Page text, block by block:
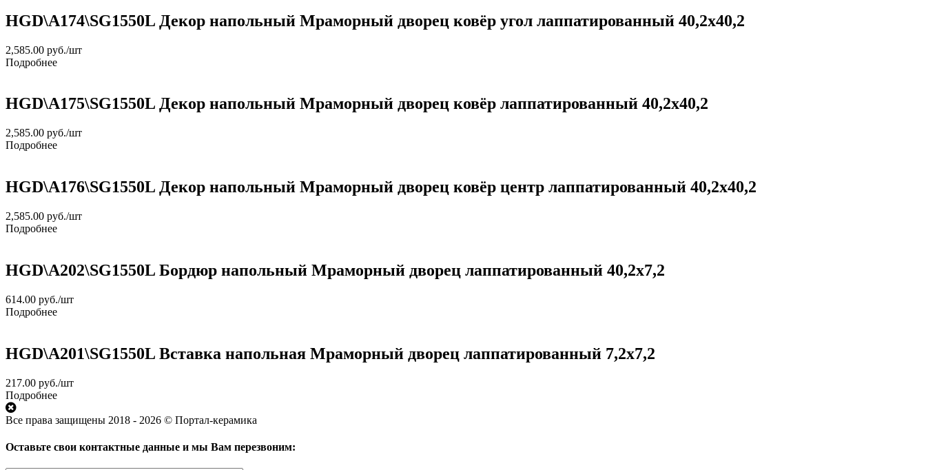
HGD\A174\SG1550L Декор напольный Мраморный дворец ковёр угол лаппатированный 40,2х40,2
2,585.00 руб./шт
Подробнее
HGD\A175\SG1550L Декор напольный Мраморный дворец ковёр лаппатированный 40,2х40,2
2,585.00 руб./шт
Подробнее
HGD\A176\SG1550L Декор напольный Мраморный дворец ковёр центр лаппатированный 40,2х40,2
2,585.00 руб./шт
Подробнее
HGD\A202\SG1550L Бордюр напольный Мраморный дворец лаппатированный 40,2х7,2
614.00 руб./шт
Подробнее
HGD\A201\SG1550L Вставка напольная Мраморный дворец лаппатированный 7,2х7,2
217.00 руб./шт
Подробнее
Все права защищены 2018 - 2026 © Портал-керамика
Оставьте свои контактные данные и мы Вам перезвоним: